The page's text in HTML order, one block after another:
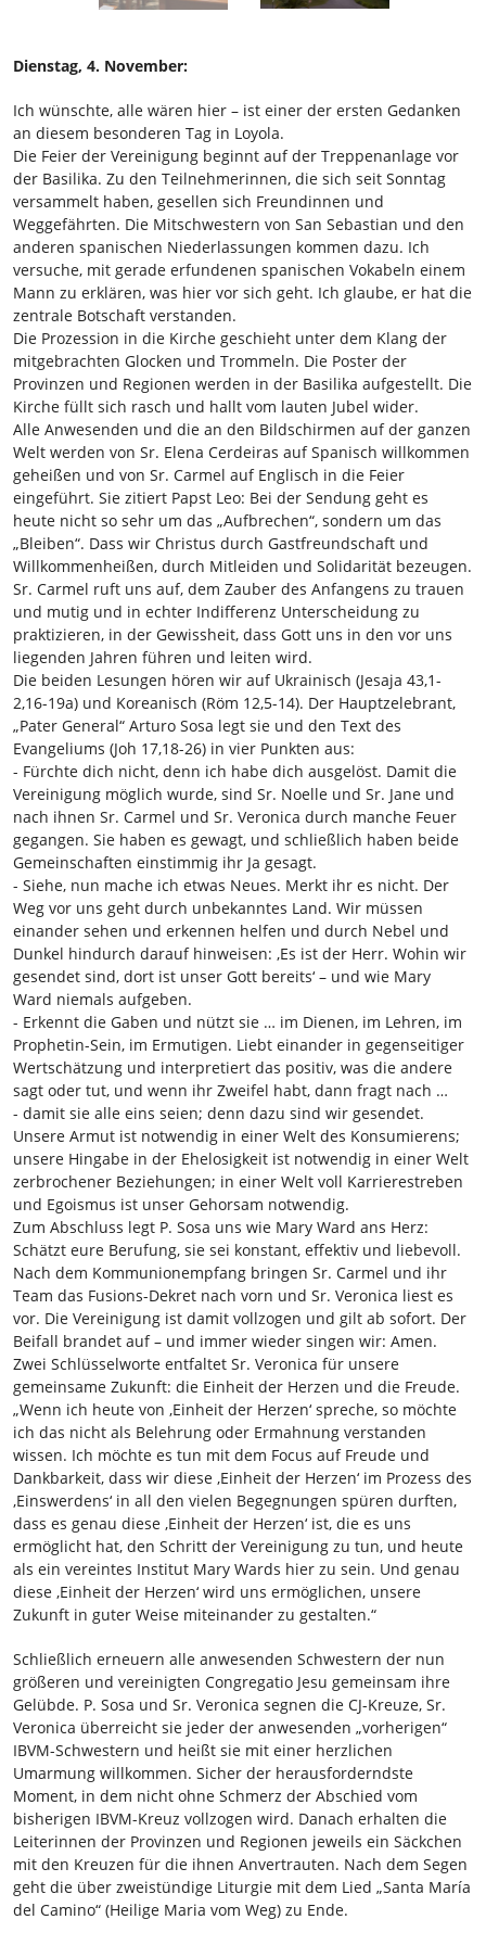
Dienstag, 4. November:
Ich wünschte, alle wären hier – ist einer der ersten Gedanken
an diesem besonderen Tag in Loyola.
Die Feier der Vereinigung beginnt auf der Treppenanlage vor
der Basilika. Zu den Teilnehmerinnen, die sich seit Sonntag
versammelt haben, gesellen sich Freundinnen und
Weggefährten. Die Mitschwestern von San Sebastian und den
anderen spanischen Niederlassungen kommen dazu. Ich
versuche, mit gerade erfundenen spanischen Vokabeln einem
Mann zu erklären, was hier vor sich geht. Ich glaube, er hat die
zentrale Botschaft verstanden.
Die Prozession in die Kirche geschieht unter dem Klang der
mitgebrachten Glocken und Trommeln. Die Poster der
Provinzen und Regionen werden in der Basilika aufgestellt. Die
Kirche füllt sich rasch und hallt vom lauten Jubel wider.
Alle Anwesenden und die an den Bildschirmen auf der ganzen
Welt werden von Sr. Elena Cerdeiras auf Spanisch willkommen
geheißen und von Sr. Carmel auf Englisch in die Feier
eingeführt. Sie zitiert Papst Leo: Bei der Sendung geht es
heute nicht so sehr um das „Aufbrechen“, sondern um das
„Bleiben“. Dass wir Christus durch Gastfreundschaft und
Willkommenheißen, durch Mitleiden und Solidarität bezeugen.
Sr. Carmel ruft uns auf, dem Zauber des Anfangens zu trauen
und mutig und in echter Indifferenz Unterscheidung zu
praktizieren, in der Gewissheit, dass Gott uns in den vor uns
liegenden Jahren führen und leiten wird.
Die beiden Lesungen hören wir auf Ukrainisch (Jesaja 43,1-
2,16-19a) und Koreanisch (Röm 12,5-14). Der Hauptzelebrant,
„Pater General“ Arturo Sosa legt sie und den Text des
Evangeliums (Joh 17,18-26) in vier Punkten aus:
- Fürchte dich nicht, denn ich habe dich ausgelöst. Damit die
Vereinigung möglich wurde, sind Sr. Noelle und Sr. Jane und
nach ihnen Sr. Carmel und Sr. Veronica durch manche Feuer
gegangen. Sie haben es gewagt, und schließlich haben beide
Gemeinschaften einstimmig ihr Ja gesagt.
- Siehe, nun mache ich etwas Neues. Merkt ihr es nicht. Der
Weg vor uns geht durch unbekanntes Land. Wir müssen
einander sehen und erkennen helfen und durch Nebel und
Dunkel hindurch darauf hinweisen: ‚Es ist der Herr. Wohin wir
gesendet sind, dort ist unser Gott bereits‘ – und wie Mary
Ward niemals aufgeben.
- Erkennt die Gaben und nützt sie … im Dienen, im Lehren, im
Prophetin-Sein, im Ermutigen. Liebt einander in gegenseitiger
Wertschätzung und interpretiert das positiv, was die andere
sagt oder tut, und wenn ihr Zweifel habt, dann fragt nach …
- damit sie alle eins seien; denn dazu sind wir gesendet.
Unsere Armut ist notwendig in einer Welt des Konsumierens;
unsere Hingabe in der Ehelosigkeit ist notwendig in einer Welt
zerbrochener Beziehungen; in einer Welt voll Karrierestreben
und Egoismus ist unser Gehorsam notwendig.
Zum Abschluss legt P. Sosa uns wie Mary Ward ans Herz:
Schätzt eure Berufung, sie sei konstant, effektiv und liebevoll.
Nach dem Kommunionempfang bringen Sr. Carmel und ihr
Team das Fusions-Dekret nach vorn und Sr. Veronica liest es
vor. Die Vereinigung ist damit vollzogen und gilt ab sofort. Der
Beifall brandet auf – und immer wieder singen wir: Amen.
Zwei Schlüsselworte entfaltet Sr. Veronica für unsere
gemeinsame Zukunft: die Einheit der Herzen und die Freude.
„Wenn ich heute von ‚Einheit der Herzen‘ spreche, so möchte
ich das nicht als Belehrung oder Ermahnung verstanden
wissen. Ich möchte es tun mit dem Focus auf Freude und
Dankbarkeit, dass wir diese ‚Einheit der Herzen‘ im Prozess des
‚Einswerdens‘ in all den vielen Begegnungen spüren durften,
dass es genau diese ‚Einheit der Herzen‘ ist, die es uns
ermöglicht hat, den Schritt der Vereinigung zu tun, und heute
als ein vereintes Institut Mary Wards hier zu sein. Und genau
diese ‚Einheit der Herzen‘ wird uns ermöglichen, unsere
Zukunft in guter Weise miteinander zu gestalten.“
Schließlich erneuern alle anwesenden Schwestern der nun
größeren und vereinigten Congregatio Jesu gemeinsam ihre
Gelübde. P. Sosa und Sr. Veronica segnen die CJ-Kreuze, Sr.
Veronica überreicht sie jeder der anwesenden „vorherigen“
IBVM-Schwestern und heißt sie mit einer herzlichen
Umarmung willkommen. Sicher der herausforderndste
Moment, in dem nicht ohne Schmerz der Abschied vom
bisherigen IBVM-Kreuz vollzogen wird. Danach erhalten die
Leiterinnen der Provinzen und Regionen jeweils ein Säckchen
mit den Kreuzen für die ihnen Anvertrauten. Nach dem Segen
geht die über zweistündige Liturgie mit dem Lied „Santa María
del Camino“ (Heilige Maria vom Weg) zu Ende.